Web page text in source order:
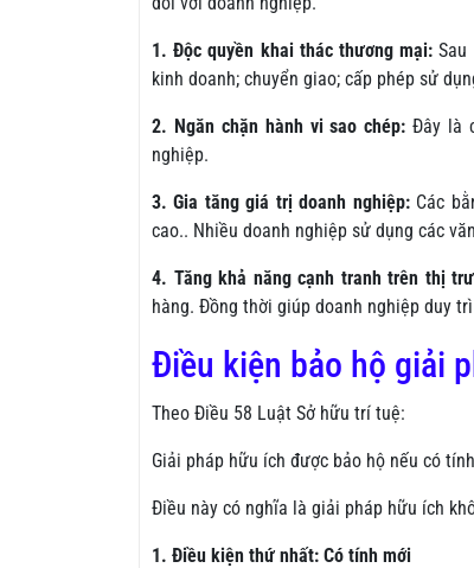
1. Độc quyền khai thác thương mại:
kinh doanh; chuyển giao; cấp phép sử
2. Ngăn chặn hành vi sao chép:Đây là
nghiệp.
3. Gia tăng giá trị doanh nghiệp: Các
cao.. Nhiều doanh nghiệp sử dụng các
4. Tăng khả năng cạnh tranh trên thị
hàng. Đồng thời giúp doanh nghiệp duy
Điều kiện bảo hộ giải
Theo Điều 58 Luật Sở hữu trí tuệ:
Giải pháp hữu ích được bảo hộ nếu có
Điều này có nghĩa là giải pháp hữu ích
1. Điều kiện thứ nhất: Có tính mới